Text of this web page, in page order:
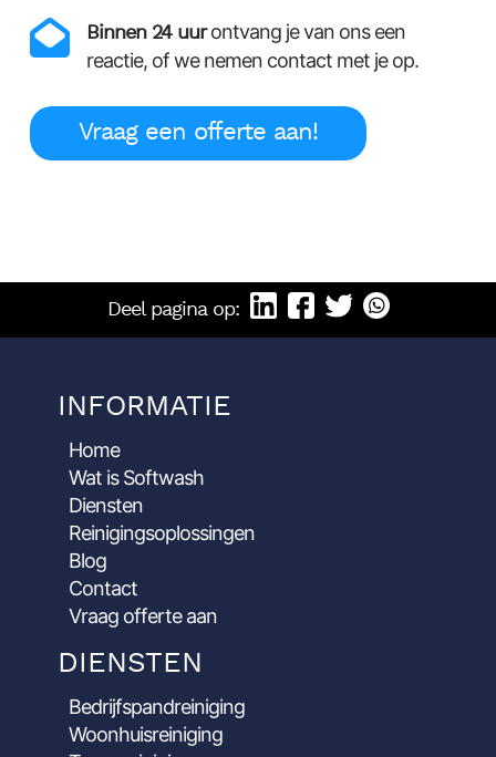
Binnen 24 uurontvang je van ons een
reactie, of we nemen contact met je op.
Vraag een offerte aan!
Deel pagina op:
INFORMATIE
Home
Wat is Softwash
Diensten
Reinigingsoplossingen
Blog
Contact
Vraag offerte aan
DIENSTEN
Bedrijfspandreiniging
Woonhuisreiniging